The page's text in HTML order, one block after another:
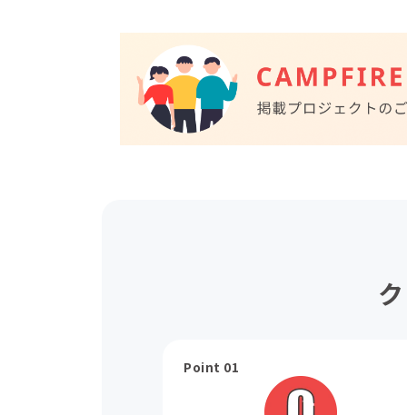
Point 01